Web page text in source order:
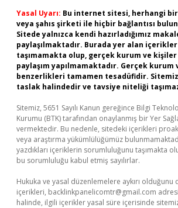
Yasal Uyarı: Bu internet sitesi, herhangi
veya şahıs şirketi ile hiçbir bağlantısı
Sitede yalnızca kendi hazırladığımız
paylaşılmaktadır. Burada yer alan
taşımamakta olup, gerçek kurum ve kişiler
paylaşım yapılmamaktadır. Gerçek
benzerlikleri tamamen tesadüfidir.
taslak halindedir ve tavsiye niteliği
Sitemiz, 5651 Sayılı Kanun gereğince Bilgi
Kurumu (BTK) tarafından onaylanmış bir Yer
vermektedir. Bu nedenle, sitedeki içerikleri
veya araştırma yükümlülüğümüz
yazdıkları içeriklerin sorumluluğunu taşımakta
bu sorumluluğu kabul etmiş sayılırlar.
Hukuka ve yasal düzenlemelere aykırı olduğunu
içerikleri, backlinkpanelicomtr@gmail.com
halinde, ilgili içerikler yasal süre içerisinde